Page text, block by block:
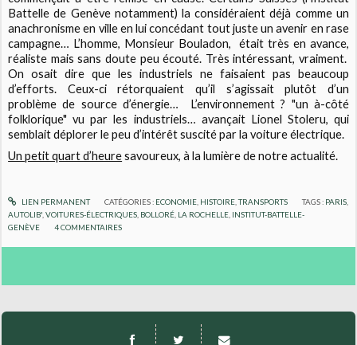
Battelle de Genève notamment) la considéraient déjà comme un
anachronisme en ville en lui concédant tout juste un avenir en rase
campagne… L’homme, Monsieur Bouladon,
était très en avance,
réaliste mais sans doute peu écouté. Très intéressant, vraiment.
On osait dire que les industriels ne faisaient pas beaucoup
d’efforts. Ceux-ci rétorquaient qu’il s’agissait plutôt d’un
problème de source d’énergie…
L’environnement ? "un à-côté
folklorique" vu par les industriels… avançait Lionel Stoleru, qui
semblait déplorer le peu d’intérêt suscité par la voiture électrique.
Un petit quart d’heuresavoureux, à la lumière de notre actualité.
LIEN PERMANENT CATÉGORIES : ECONOMIE, HISTOIRE,TRANSPORTS TAGS : PARIS
AUTOLIB' ,VOITURES-ÉLECTRIQUES BOLLORÉ LA ROCHELLE INSTITUT-BATTELLE-
GENÈVE
4COMMENTAIRES